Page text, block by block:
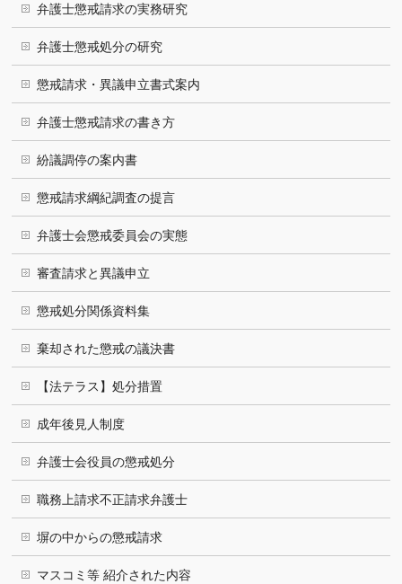
弁護士懲戒請求の実務研究
弁護士懲戒処分の研究
懲戒請求・異議申立書式案内
弁護士懲戒請求の書き方
紛議調停の案内書
懲戒請求綱紀調査の提言
弁護士会懲戒委員会の実態
審査請求と異議申立
懲戒処分関係資料集
棄却された懲戒の議決書
【法テラス】処分措置
成年後見人制度
弁護士会役員の懲戒処分
職務上請求不正請求弁護士
塀の中からの懲戒請求
マスコミ等 紹介された内容